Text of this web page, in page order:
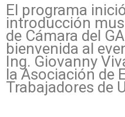
El programa
introducción
de Cámara del
bienvenida al
Ing. Giovanny
la Asociación de
Trabajadores de